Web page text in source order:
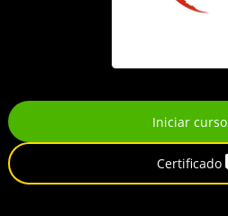
Iniciar curso
Certificado